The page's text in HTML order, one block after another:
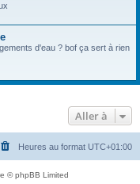
d'eau ? bof ça sert à rien
Aller à
Heures au format UTC+01:00
© phpBB Limited